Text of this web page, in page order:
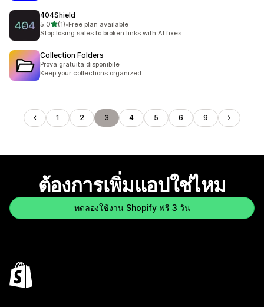
404Shield
5.0เต็ม 5 ดาว
(1)
ทั้งหมด 1 รีวิว
•Free plan available
Stop losing sales to broken links with AI fixes.
Collection Folders
Prova gratuita disponibile
Keep your collections organized.
1 2 3 4 5 6 9
ต้องการเพิ่มแอปใช่ไหม
ทดลองใช้งาน Shopify ฟรี 3 วัน